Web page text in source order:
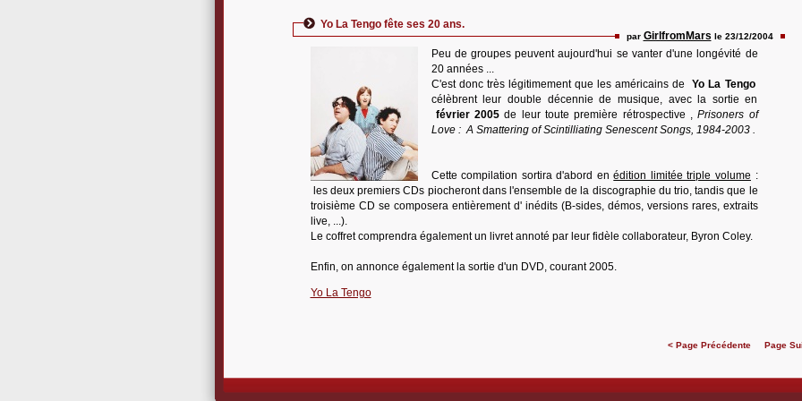
Yo La Tengo fête ses 20 ans.
par GirlfromMars le 23/12/2004
Peu de groupes peuvent aujourd'hui se vanter d'une longévité de
20 années ...
C'est donc très légitimement que les américains deYo La Tengo
célèbrent leur double décennie de musique, avec la sortie en
février 2005 de leur toute première rétrospective ,Prisoners of
Love : A Smattering of Scintilliating Senescent Songs, 1984-2003 .
Cette compilation sortira d'abord enédition limitée triple volume :
les deux premiers CDs piocheront dans l'ensemble de la discographie du trio, tandis que le
troisième CD se composera entièrement d' inédits (B-sides, démos, versions rares, extraits
live, ...).
Le coffret comprendra également un livret annoté par leur fidèle collaborateur, Byron Coley.
Enfin, on annonce également la sortie d'un DVD, courant 2005.
Yo La Tengo
< Page Précédente Page